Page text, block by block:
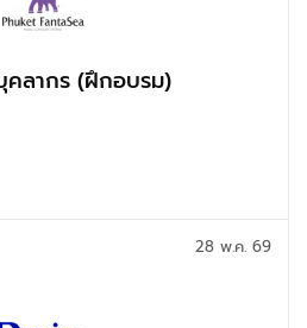
ลากร (ฝึกอบรม)
28 พ.ค. 69